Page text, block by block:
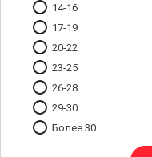
14-16
17-19
20-22
23-25
26-28
29-30
Более 30